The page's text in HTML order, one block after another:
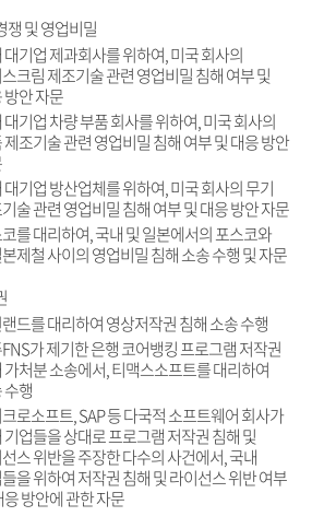
쟁 및 영업비밀
대기업 제과회사를 위하여, 미국 회사의
크림 제조기술 관련 영업비밀 침해 여부 및
방안 자문
대기업 차량 부품 회사를 위하여, 미국 회사의
제조기술 관련 영업비밀 침해 여부 및 대응 방안
대기업 방산업체를 위하여, 미국 회사의 무기
술 관련 영업비밀 침해 여부 및 대응 방안 자문
를 대리하여, 국내 및 일본에서의 포스코와
제철 사이의 영업비밀 침해 소송 수행 및 자문
드를 대리하여 영상저작권 침해 소송 수행
가 제기한 은행 코어뱅킹 프로그램 저작권
가처분 소송에서, 티맥스소프트를 대리하여
수행
로소프트, SAP 등 다국적 소프트웨어 회사가
기업들을 상대로 프로그램 저작권 침해 및
스 위반을 주장한 다수의 사건에서, 국내
을 위하여 저작권 침해 및 라이선스 위반 여부
응 방안에 관한 자문